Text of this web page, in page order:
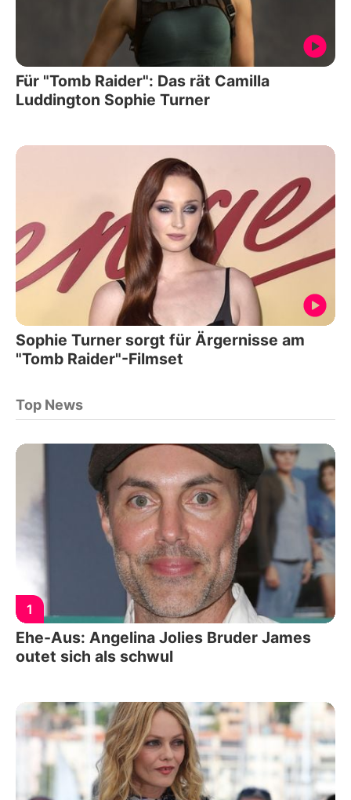
Für "Tomb Raider": Das rät Camilla
Luddington Sophie Turner
Sophie Turner sorgt für Ärgernisse am
"Tomb Raider"-Filmset
Top News
1
Ehe-Aus: Angelina Jolies Bruder James
outet sich als schwul